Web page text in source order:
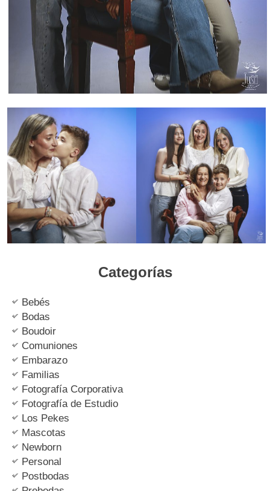
Categorías
Bebés
Bodas
Boudoir
Comuniones
Embarazo
Familias
Fotografía Corporativa
Fotografía de Estudio
Los Pekes
Mascotas
Newborn
Personal
Postbodas